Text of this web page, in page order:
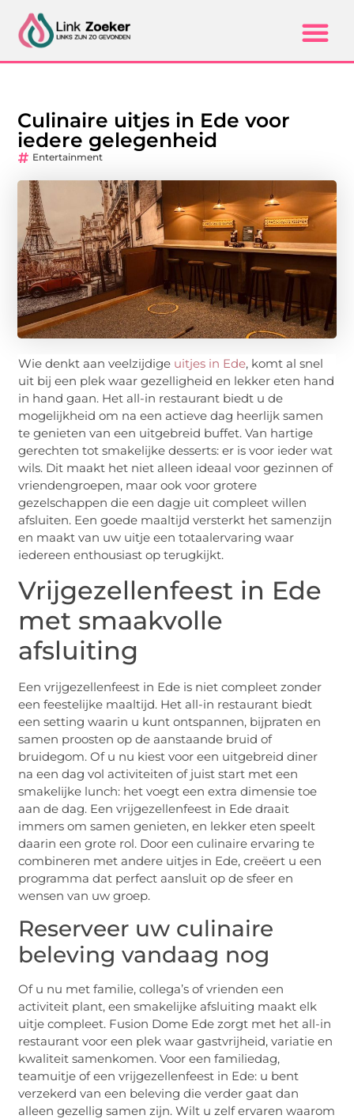
Culinaire uitjes in Ede voor
iedere gelegenheid
Entertainment
Wie denkt aan veelzijdige uitjes in Ede, komt al snel
uit bij een plek waar gezelligheid en lekker eten hand
in hand gaan. Het all-in restaurant biedt u de
mogelijkheid om na een actieve dag heerlijk samen
te genieten van een uitgebreid buffet. Van hartige
gerechten tot smakelijke desserts: er is voor ieder wat
wils. Dit maakt het niet alleen ideaal voor gezinnen of
vriendengroepen, maar ook voor grotere
gezelschappen die een dagje uit compleet willen
afsluiten. Een goede maaltijd versterkt het samenzijn
en maakt van uw uitje een totaalervaring waar
iedereen enthousiast op terugkijkt.
Vrijgezellenfeest in Ede
met smaakvolle
afsluiting
Een vrijgezellenfeest in Ede is niet compleet zonder
een feestelijke maaltijd. Het all-in restaurant biedt
een setting waarin u kunt ontspannen, bijpraten en
samen proosten op de aanstaande bruid of
bruidegom. Of u nu kiest voor een uitgebreid diner
na een dag vol activiteiten of juist start met een
smakelijke lunch: het voegt een extra dimensie toe
aan de dag. Een vrijgezellenfeest in Ede draait
immers om samen genieten, en lekker eten speelt
daarin een grote rol. Door een culinaire ervaring te
combineren met andere uitjes in Ede, creëert u een
programma dat perfect aansluit op de sfeer en
wensen van uw groep.
Reserveer uw culinaire
beleving vandaag nog
Of u nu met familie, collega’s of vrienden een
activiteit plant, een smakelijke afsluiting maakt elk
uitje compleet. Fusion Dome Ede zorgt met het all-in
restaurant voor een plek waar gastvrijheid, variatie en
kwaliteit samenkomen. Voor een familiedag,
teamuitje of een vrijgezellenfeest in Ede: u bent
verzekerd van een beleving die verder gaat dan
alleen gezellig samen zijn. Wilt u zelf ervaren waarom